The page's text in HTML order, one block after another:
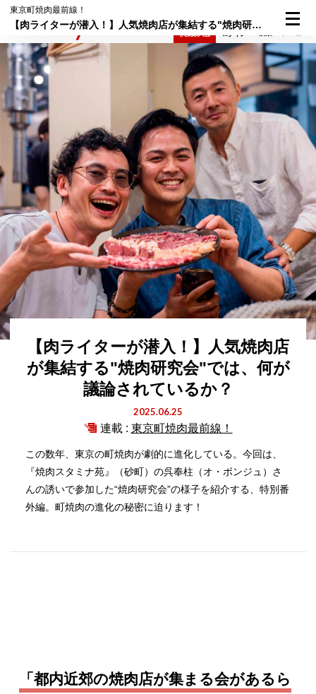
東京町焼肉最前線！
【肉ライターが潜入！】人気焼肉店が集結する"焼肉研究会"では、何が議論されているか？
【肉ライターが潜入！】人気焼肉店
が集結する"焼肉研究会"では、何が
議論されているか？
2025.06.25
連載 : 東京町焼肉最前線！
この数年、東京の町焼肉が劇的に進化している。今回は、
『焼肉スタミナ苑』（砂町）の呉奉柱（オ・ボンジュ）さ
んの誘いで参加した“焼肉研究会”の様子を紹介する、特別番
外編。町焼肉の進化の秘密に迫ります！
「都内近郊の焼肉店が集まる会があるら